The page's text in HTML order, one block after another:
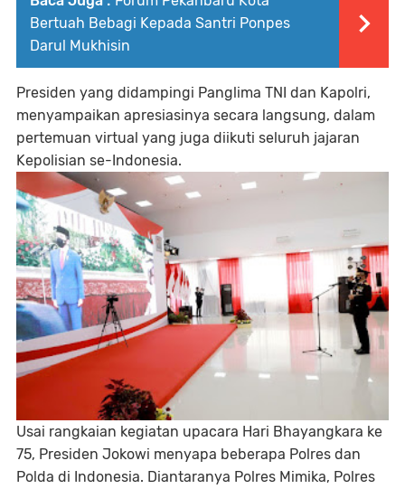
Bertuah Bebagi Kepada Santri Ponpes
Darul Mukhisin
Presiden yang didampingi Panglima TNI dan Kapolri,
menyampaikan apresiasinya secara langsung, dalam
pertemuan virtual yang juga diikuti seluruh jajaran
Kepolisian se-Indonesia.
Usai rangkaian kegiatan upacara Hari Bhayangkara ke
75, Presiden Jokowi menyapa beberapa Polres dan
Polda di Indonesia. Diantaranya Polres Mimika, Polres